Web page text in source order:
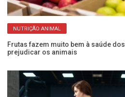
NUTRIÇÃO ANIMAL
Frutas fazem muito bem à saúde
prejudicar os animais